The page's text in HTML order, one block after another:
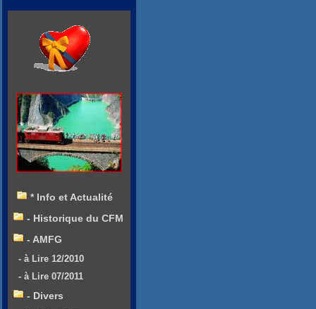
* Info et Actualité
- Historique du CFM
- AMFG
- à Lire 12/2010
- à Lire 07/2011
- Divers